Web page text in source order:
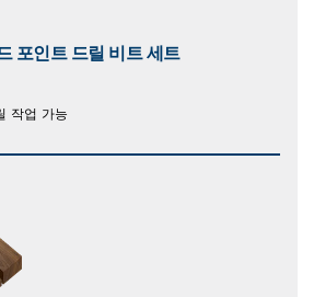
포인트 드릴 비트 세트
작업 가능